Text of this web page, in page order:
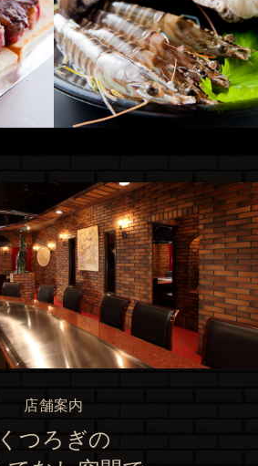
店舗案内
くつろぎの